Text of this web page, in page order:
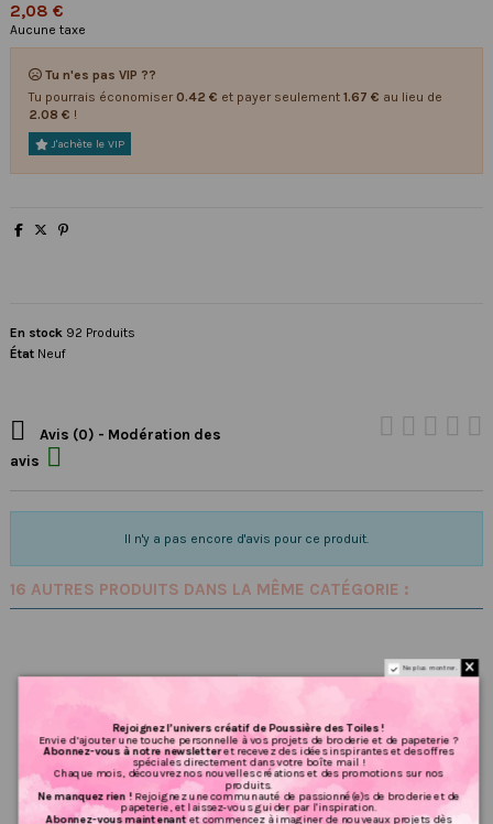
2,08 €
Aucune taxe
Tu n'es pas VIP ??
Tu pourrais économiser 0.42 € et payer seulement 1.67 € au lieu de
2.08 € !
J'achète le VIP
En stock 92 Produits
État Neuf

Avis (0) - Modération des
avis 
Il n'y a pas encore d'avis pour ce produit.
16 AUTRES PRODUITS DANS LA MÊME CATÉGORIE :
Ne plus montrer.
Rejoignez l’univers créatif de Poussière des Toiles !
Envie d’ajouter une touche personnelle à vos projets de broderie et de papeterie ?
Abonnez-vous à notre newsletteret recevez des idées inspirantes et des offres
spéciales directement dans votre boîte mail !
Chaque mois, découvrez nos nouvelles créations et des promotions sur nos
produits.
Ne manquez rien !Rejoignez une communauté de passionné(e)s de broderie et de
papeterie, et laissez-vous guider par l'inspiration.
Abonnez-vous maintenantet commencez à imaginer de nouveaux projets dès